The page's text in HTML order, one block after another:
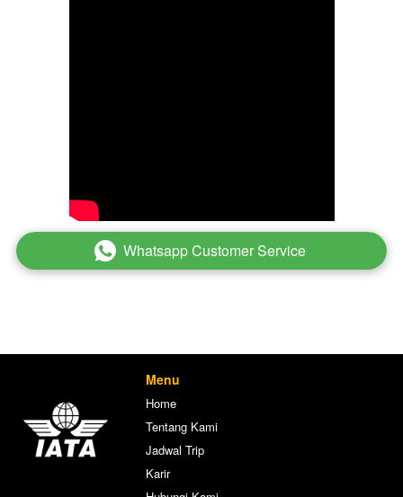
` Whatsapp Customer Service
Menu
Home
Tentang Kami
Jadwal Trip
Karir